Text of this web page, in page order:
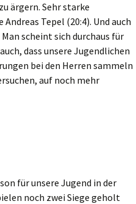
ärgern. Sehr starke
Tepel (20:4). Und auch
scheint sich durchaus für
dass unsere Jugendlichen
bei den Herren sammeln
auf noch mehr
für unsere Jugend in der
noch zwei Siege geholt